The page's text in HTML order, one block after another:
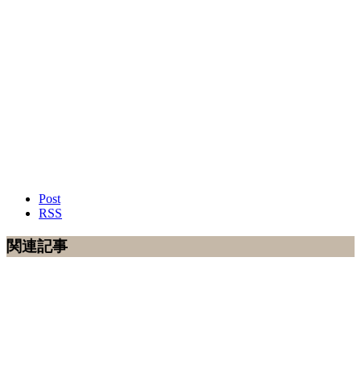
Post
RSS
関連記事